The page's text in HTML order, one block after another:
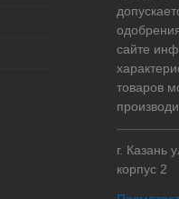
сайте
товаров
г. Казань
корпус 2